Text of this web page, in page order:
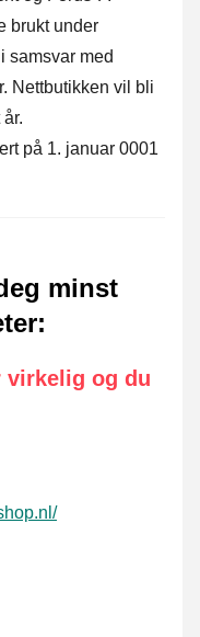
brukt under
samsvar med
Nettbutikken vil bli
på 1. januar 0001
minst
:
virkelig og du